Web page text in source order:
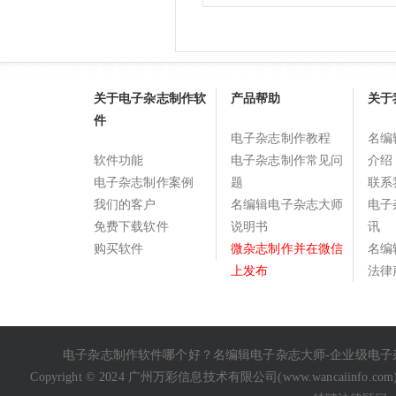
关于电子杂志制作软
件
软件功能
电子杂志制作案例
我们的客户
免费下载软件
购买软件
产品帮助
电子杂志制作教程
电子杂志制作常见问
题
名编辑电子杂志大师
说明书
微杂志制作并在微信
上发布
关于
名编
介绍
联系
电子
讯
名编
法律
电子杂志制作软件哪个好？名编辑电子杂志大师-企业级电子
Copyright © 2024 广州万彩信息技术有限公司(www.wancaiinfo.com